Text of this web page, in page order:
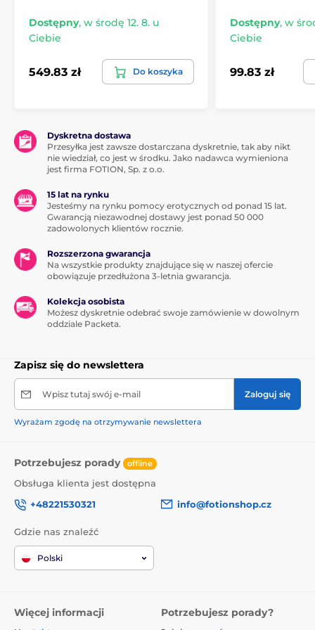
klasycznych wzorów
Chorus Pro oferuje trzy
– Echo Wave, Surge Wave
i Ripple Wave – które
Eleganckie etui
ładujące
urządzenie i pilot,
wystarczy umieścić je w
automatycznie, bez
Technologia
Fusion Wave
Zasila
łechtaczkowe,
zapewniając
intensywności
Dostępny, w środę 12. 8. u
Ciebie
549.83 zł Do koszyka
Dostępny, w
Ciebie
99.83 zł
Dyskretna dostawa
Przesyłka jest zawsze dostarczana dyskretnie, tak aby nikt
nie wiedział, co jest w środku. Jako nadawca wymieniona
jest firma FOTION, Sp. z o.o.
15 lat na rynku
Jesteśmy na rynku pomocy erotycznych od ponad 15 lat.
Gwarancją niezawodnej dostawy jest ponad 50 000
zadowolonych klientów rocznie.
Rozszerzona gwarancja
Na wszystkie produkty znajdujące się w naszej ofercie
obowiązuje przedłużona 3-letnia gwarancja.
Kolekcja osobista
Możesz dyskretnie odebrać swoje zamówienie w dowolnym
oddziale Packeta.
Zapisz się do newslettera
Wpisz tutaj swój e-mail Zaloguj się
Wyrażam zgodę na otrzymywanie newslettera
Potrzebujesz porady offline
Obsługa klienta jest dostępna
+48221530321
info@fotionshop.cz
Gdzie nas znaleźć
Polski
Więcej informacji Potrzebujesz porady?